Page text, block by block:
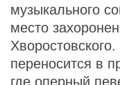
музыкального
место
переносится в
где оперный